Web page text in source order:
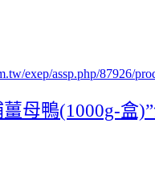
exep/assp.php/87926/
鴨(1000g-盒)”